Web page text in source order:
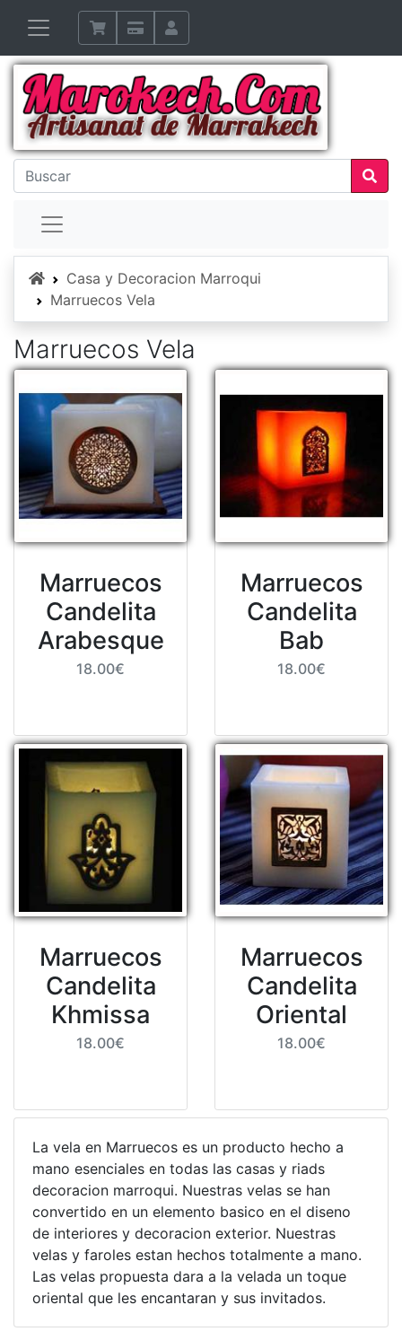
InicioCasa y Decoracion Marroqui
Marruecos Vela
Marruecos Vela
Marruecos
Candelita
Arabesque
18.00€
Marruecos
Candelita
Bab
18.00€
Marruecos
Candelita
Khmissa
18.00€
Marruecos
Candelita
Oriental
18.00€
La vela en Marruecos es un producto hecho a
mano esenciales en todas las casas y riads
decoracion marroqui. Nuestras velas se han
convertido en un elemento basico en el diseno
de interiores y decoracion exterior. Nuestras
velas y faroles estan hechos totalmente a mano.
Las velas propuesta dara a la velada un toque
oriental que les encantaran y sus invitados.